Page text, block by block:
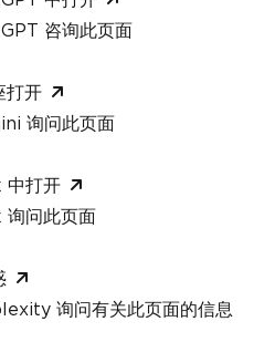
PDF file
created successfully at
咨询此页面
打开
询问此页面
中打开
询问此页面
询问有关此页面的信息